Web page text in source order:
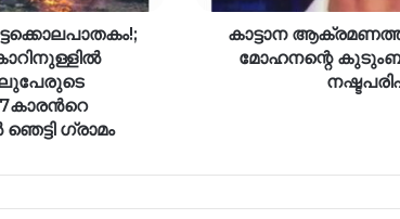
ഗ്രാമം
കാട്ടാന
മോഹനന്റെ